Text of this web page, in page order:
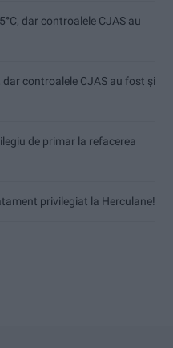
dar controalele CJAS au
controalele CJAS au fost și
de primar la refacerea
privilegiat la Herculane!